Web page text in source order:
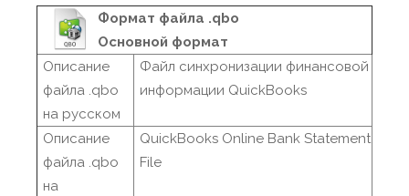
Формат файла .qbo
Основной формат
Описание
файла .qbo
на русском
Файл синхронизации финансовой
информации QuickBooks
Описание
файла .qbo
на
QuickBooks Online Bank Statement
File